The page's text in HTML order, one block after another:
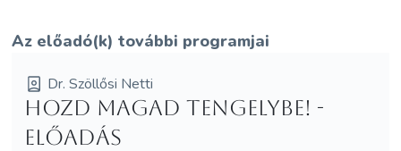
Az előadó(k) további programjai
Dr. Szöllősi Netti
Hozd MAGad Tengelybe! -
előadás